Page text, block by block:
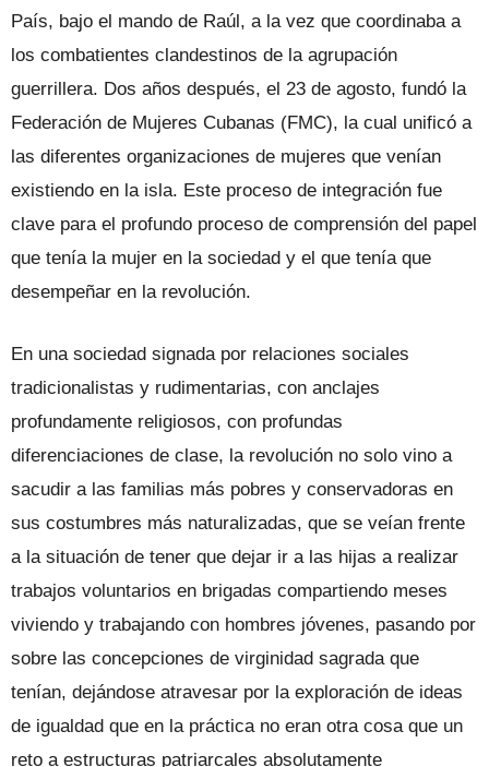
País, bajo el mando de Raúl, a la vez que coordinaba a
los combatientes clandestinos de la agrupación
guerrillera. Dos años después, el 23 de agosto, fundó la
Federación de Mujeres Cubanas (FMC), la cual unificó a
las diferentes organizaciones de mujeres que venían
existiendo en la isla. Este proceso de integración fue
clave para el profundo proceso de comprensión del papel
que tenía la mujer en la sociedad y el que tenía que
desempeñar en la revolución.
En una sociedad signada por relaciones sociales
tradicionalistas y rudimentarias, con anclajes
profundamente religiosos, con profundas
diferenciaciones de clase, la revolución no solo vino a
sacudir a las familias más pobres y conservadoras en
sus costumbres más naturalizadas, que se veían frente
a la situación de tener que dejar ir a las hijas a realizar
trabajos voluntarios en brigadas compartiendo meses
viviendo y trabajando con hombres jóvenes, pasando por
sobre las concepciones de virginidad sagrada que
tenían, dejándose atravesar por la exploración de ideas
de igualdad que en la práctica no eran otra cosa que un
reto a estructuras patriarcales absolutamente